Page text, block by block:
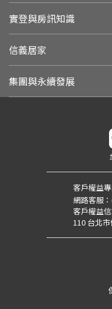
實登與房訊知識
信義居家
集團與永續發展
客戶權益
網路客服：
客戶權益信
110 台北